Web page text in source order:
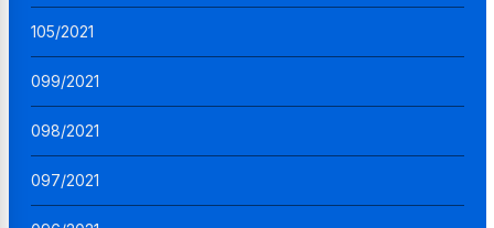
105/2021
099/2021
098/2021
097/2021